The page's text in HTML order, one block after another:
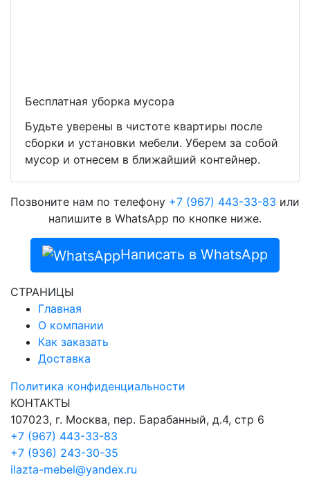
Бесплатная уборка мусора
Будьте уверены в чистоте квартиры после
сборки и установки мебели. Уберем за собой
мусор и отнесем в ближайший контейнер.
Позвоните нам по телефону +7 (967) 443-33-83 или
напишите в WhatsApp по кнопке ниже.
Написать в WhatsApp
СТРАНИЦЫ
Главная
О компании
Как заказать
Доставка
Политика конфиденциальности
КОНТАКТЫ
107023, г. Москва, пер. Барабанный, д.4, стр 6
+7 (967) 443-33-83
+7 (936) 243-30-35
ilazta-mebel@yandex.ru